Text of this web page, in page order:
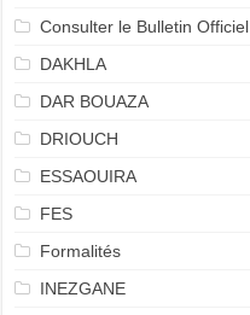
Consulter le Bulletin Officiel
DAKHLA
DAR BOUAZA
DRIOUCH
ESSAOUIRA
FES
Formalités
INEZGANE